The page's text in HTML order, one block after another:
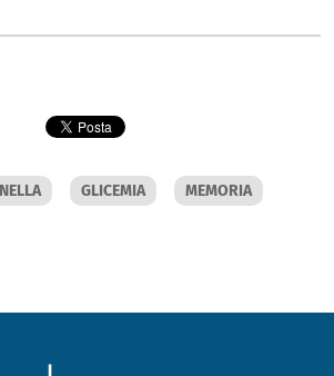
GLICEMIA MEMORIA